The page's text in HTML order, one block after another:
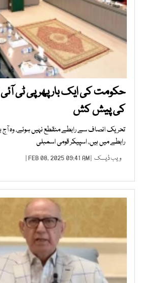
حکومت کی ایک بار پھر پی ٹی
کی پیش کش
تحریک انصاف سے رابطے منقطع نہیں ہوئے، وہ
رابطے میں ہیں، اسپیکر قومی اسمبلی
ویب ڈیسک | FEB 08, 2025 09:41 AM |